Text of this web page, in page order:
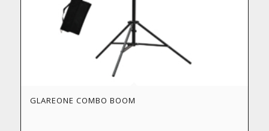
GLAREONE COMBO BOOM